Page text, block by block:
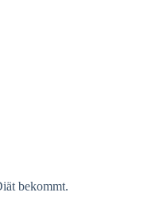
bekommt.